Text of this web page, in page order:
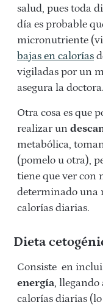
salud, pues toda
día es probable
micronutriente
bajas en calorías
vigiladas por un
asegura la doctora.
Otra cosa es que
realizar un
metabólica,
(pomelo u otra),
tiene que ver con
determinado una
calorías diarias.
Dieta
Consiste en
energía, llegando
calorías diarias